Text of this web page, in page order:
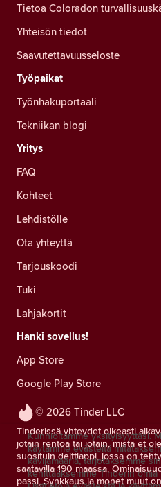
© 2026 Tinder LLC
Tinderissä yhteydet oikeasti
jotain rentoa tai jotain, mistä et
suosituin deittiappi, jossa on
saatavilla 190 maassa.
passi, Synkkaus ja monet muut
Tietoa Coloradon
Yhteisön tiedot
Saavutettavuusseloste
Työpaikat
Työnhakuportaali
Tekniikan blogi
Yritys
FAQ
Kohteet
Lehdistölle
Ota yhteyttä
Tarjouskoodi
Tuki
Lahjakortit
Hanki sovellus!
App Store
Google Play Store
Kunnioitamme yksityisyyttäsi.
käytämme evästeitä
kävijämääriä, tarjotaksemme
kehittääksemme Tinderin